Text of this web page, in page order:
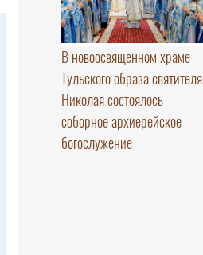
В новоосвященном храме
Тульского образа святителя
Николая состоялось
соборное архиерейское
богослужение